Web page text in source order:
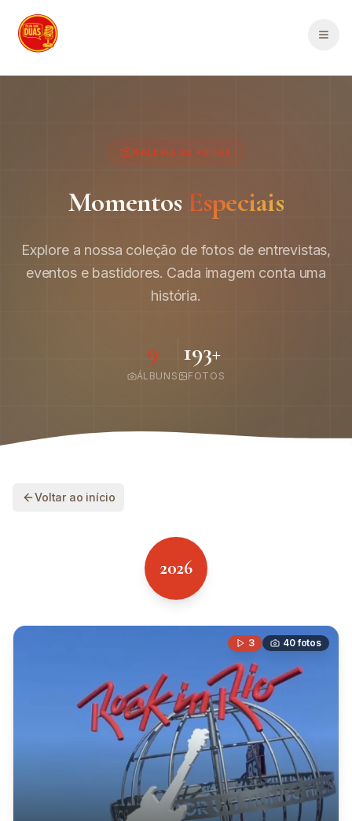
GALERIA DE FOTOS
Momentos Especiais
Explore a nossa coleção de fotos de entrevistas,
eventos e bastidores. Cada imagem conta uma
história.
9
ÁLBUNS
193+
FOTOS
Voltar ao início
2026
3 40fotos